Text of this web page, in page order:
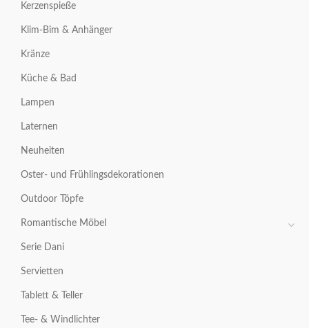
Kerzenspieße
Klim-Bim & Anhänger
Kränze
Küche & Bad
Lampen
Laternen
Neuheiten
Oster- und Frühlingsdekorationen
Outdoor Töpfe
Romantische Möbel
Serie Dani
Servietten
Tablett & Teller
Tee- & Windlichter